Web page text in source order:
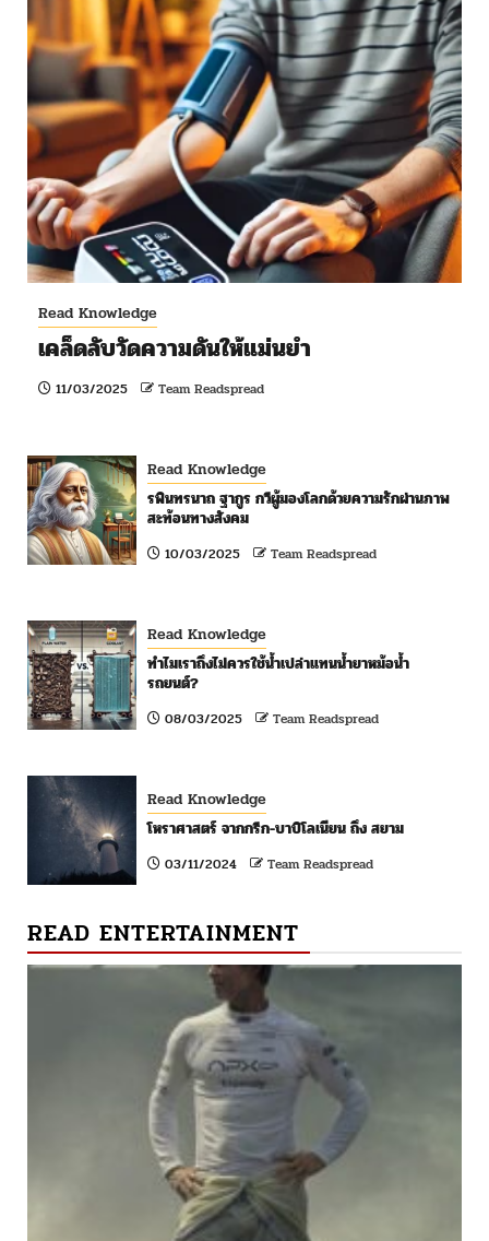
Read Knowledge
เคล็ดลับวัดความดันให้แม่นยำ
11/03/2025 Team Readspread
Read Knowledge
รพินทรนาถ ฐากูร กวีผู้มองโลกด้วยความรักผ่านภาพ
สะท้อนทางสังคม
10/03/2025 Team Readspread
Read Knowledge
ทำไมเราถึงไม่ควรใช้น้ำเปล่าแทนน้ำยาหม้อน้ำ
รถยนต์?
08/03/2025 Team Readspread
Read Knowledge
โหราศาสตร์ จากกรีก-บาบิโลเนียน ถึง สยาม
03/11/2024 Team Readspread
READ ENTERTAINMENT